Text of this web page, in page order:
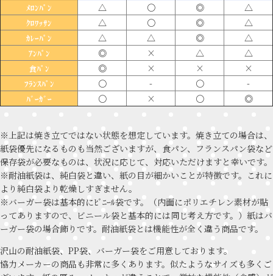
ﾒﾛﾝﾊﾟﾝ △ 〇 ◎ △
ｸﾛﾜｯｻﾝ △ 〇 ◎ △
ｶﾚｰﾊﾟﾝ △ △ ◎ △
ｱﾝﾊﾟﾝ ◎ × △ △
食ﾊﾟﾝ ◎ × × ×
ﾌﾗﾝｽﾊﾟﾝ 〇 - 〇 -
ﾊﾞｰｶﾞｰ 〇 × 〇 ◎
※上記は焼き立てではない状態を想定しています。焼き立ての場合は、
紙袋優先になるものも当然ございますが、食パン、フランスパン袋など
保存袋が必要なものは、状況に応じて、対応いただけますと幸いです。
※耐油紙袋は、純白袋と違い、紙の目が細かいことが特徴です。これに
より純白袋より乾燥しすぎません。
※バーガー袋は基本的にﾋﾞﾆｰﾙ袋です。（内面にポリエチレン素材が貼
ってありますので、ビニール袋と基本的には同じ考え方です。）紙はバ
ーガー袋の場合飾りです。耐油紙袋とは機能性が全く違う商品です。
沢山の耐油紙袋、PP袋、バーガー袋をご用意しております。
協力メーカーの商品も非常に多くあります。似たようなサイズも多くご